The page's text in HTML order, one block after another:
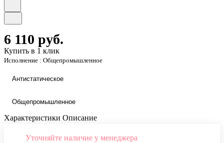
6 110 руб.
Купить в 1 клик
Исполнение : Общепромышленное
Антистатическое
Общепромышленное
Характеристики Описание
Уточняйте наличие у менеджера